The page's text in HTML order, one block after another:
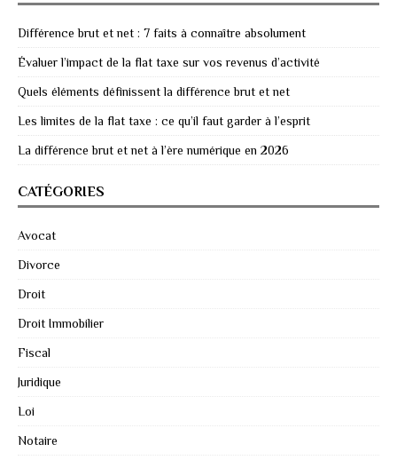
Différence brut et net : 7 faits à connaître absolument
Évaluer l’impact de la flat taxe sur vos revenus d’activité
Quels éléments définissent la différence brut et net
Les limites de la flat taxe : ce qu’il faut garder à l’esprit
La différence brut et net à l’ère numérique en 2026
CATÉGORIES
Avocat
Divorce
Droit
Droit Immobilier
Fiscal
Juridique
Loi
Notaire